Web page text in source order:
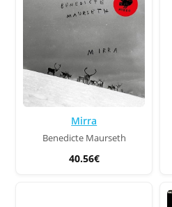
Mirra
Benedicte Maurseth
40.56€